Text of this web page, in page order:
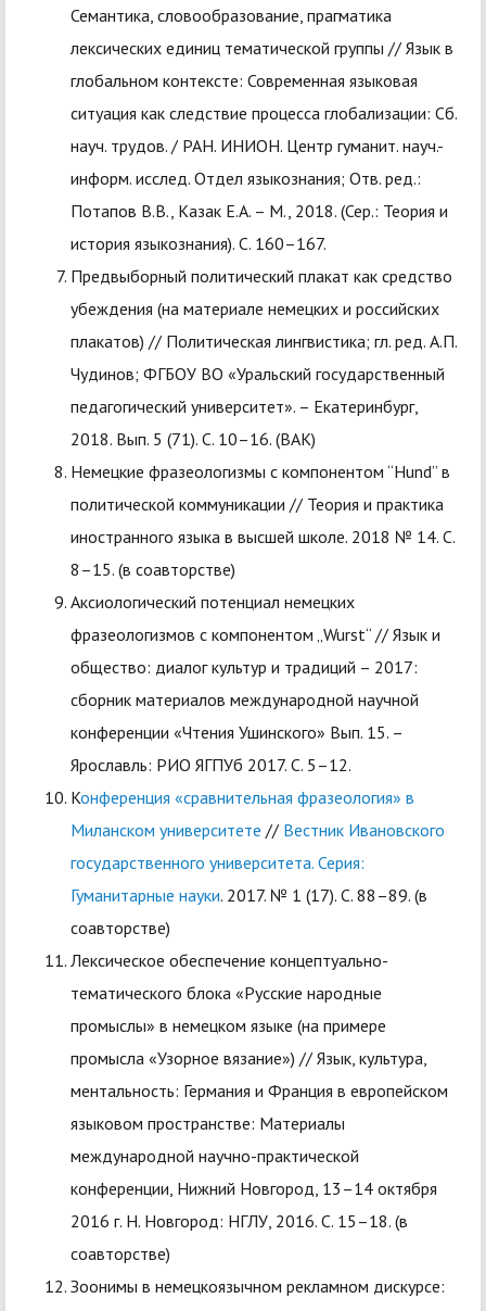
Семантика, словообразование, прагматика
лексических единиц тематической группы // Язык в
глобальном контексте: Современная языковая
ситуация как следствие процесса глобализации: Сб.
науч. трудов. / РАН. ИНИОН. Центр гуманит. науч.-
информ. исслед. Отдел языкознания; Отв. ред.:
Потапов В.В., Казак Е.А. – М., 2018. (Сер.: Теория и
история языкознания). С. 160–167.
Предвыборный политический плакат как средство
убеждения (на материале немецких и российских
плакатов) // Политическая лингвистика; гл. ред. А.П.
Чудинов; ФГБОУ ВО «Уральский государственный
педагогический университет». – Екатеринбург,
2018. Вып. 5 (71). С. 10–16. (ВАК)
Немецкие фразеологизмы с компонентом “Hund” в
политической коммуникации // Теория и практика
иностранного языка в высшей школе. 2018 № 14. С.
8–15. (в соавторстве)
Аксиологический потенциал немецких
фразеологизмов с компонентом „Wurst“ // Язык и
общество: диалог культур и традиций – 2017:
сборник материалов международной научной
конференции «Чтения Ушинского» Вып. 15. –
Ярославль: РИО ЯГПУб 2017. С. 5–12.
Конференция «сравнительная фразеология» в
Миланском университете // Вестник Ивановского
государственного университета. Серия:
Гуманитарные науки. 2017. № 1 (17). С. 88–89. (в
соавторстве)
Лексическое обеспечение концептуально-
тематического блока «Русские народные
промыслы» в немецком языке (на примере
промысла «Узорное вязание») // Язык, культура,
ментальность: Германия и Франция в европейском
языковом пространстве: Материалы
международной научно-практической
конференции, Нижний Новгород, 13–14 октября
2016 г. Н. Новгород: НГЛУ, 2016. С. 15–18. (в
соавторстве)
Зоонимы в немецкоязычном рекламном дискурсе: